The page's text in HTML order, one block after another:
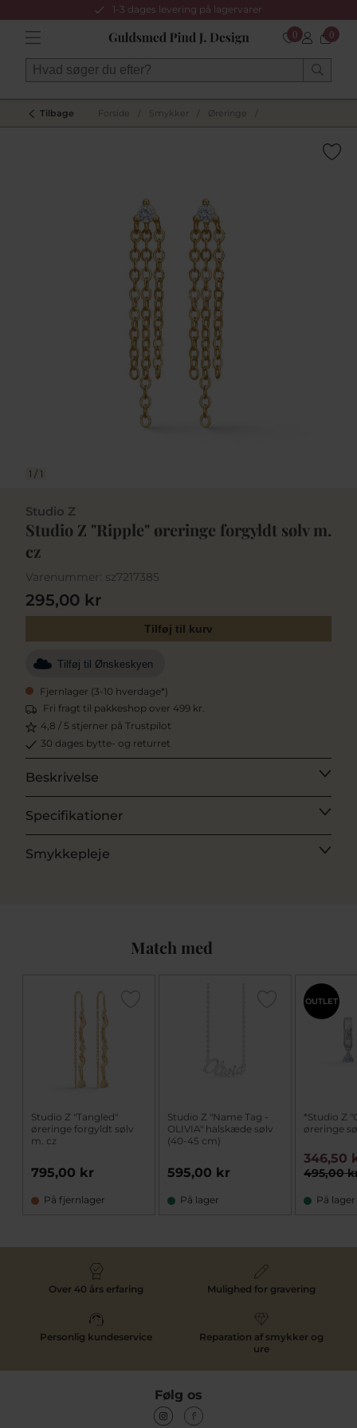
1-3 dages levering på lagervarer
0 0
Tilbage Forside Smykker Øreringe
1 / 1
Studio Z
Studio Z "Ripple" øreringe forgyldt sølv m.
cz
Varenummer: sz7217385
295,00 kr
Tilføj til kurv
Tilføj til Ønskeskyen
Fjernlager (3-10 hverdage*)
Fri fragt til pakkeshop over 499 kr.
4,8 / 5 stjerner på Trustpilot
30 dages bytte- og returret
Beskrivelse
Specifikationer
Smykkepleje
Match med
Studio Z "Tangled"
øreringe forgyldt sølv
m. cz
795,00 kr
På fjernlager
Studio Z "Name Tag -
OLIVIA" halskæde sølv
(40-45 cm)
595,00 kr
På lager
OUTLET
*Studio Z
øreringe
495,00
346,50
På lager
Over 40 års erfaring Mulighed for gravering
Personlig kundeservice
Reparation af smykker og
ure
Følg os